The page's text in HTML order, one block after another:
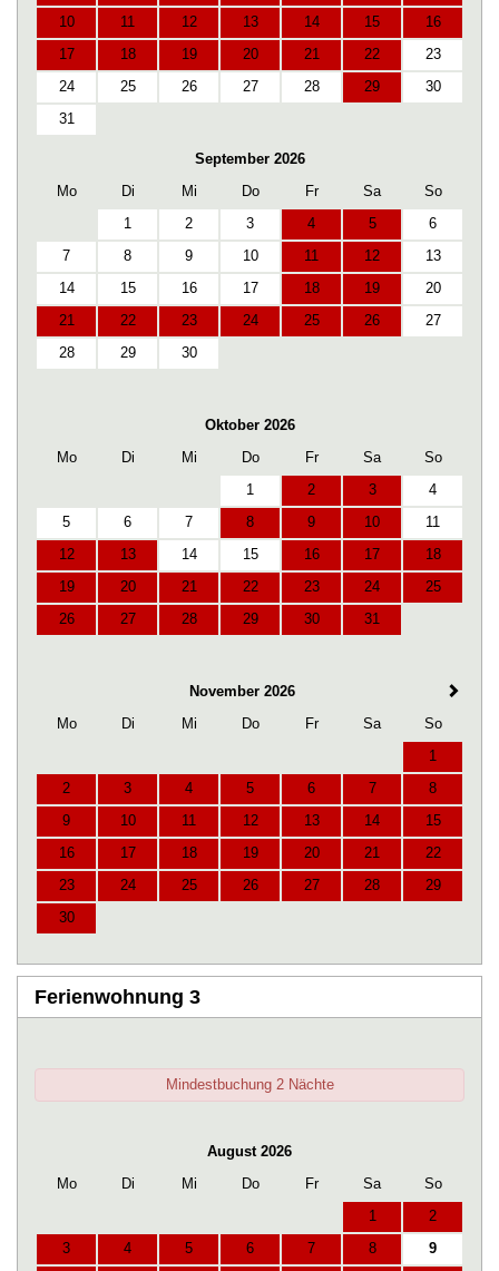
10
11 12 13 14 15
16
17
18 19 20 21 22
23
24
25 26 27 28 29
30
31
September 2026
Mo
Di Mi Do Fr Sa
So
1
2 3 4 5
6
7
8 9 10 11 12
13
14
15 16 17 18 19
20
21
22 23 24 25 26
27
28
29 30
Oktober 2026
Mo
Di Mi Do Fr Sa
So
1
2 3
4
5
6 7 8 9 10
11
12
13 14 15 16 17
18
19
20 21 22 23 24
25
26
27 28 29 30 31
November 2026
Mo
Di Mi Do Fr Sa
So
1
2
3 4 5 6 7
8
9
10 11 12 13 14
15
16
17 18 19 20 21
22
23
24 25 26 27 28
29
30
Ferienwohnung 3
Mindestbuchung 2 Nächte
August 2026
Mo
Di Mi Do Fr Sa
So
1
2
3
4 5 6 7 8
9